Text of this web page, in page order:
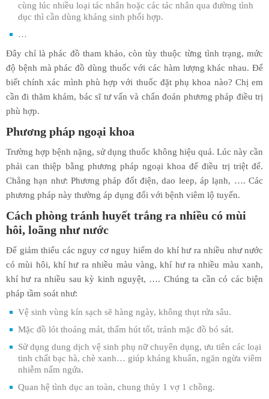
cùng lúc nhiều loại tác nhân hoặc các tác nhân qua đường tình
dục thì cần dùng kháng sinh phối hợp.
…
Đây chỉ là phác đồ tham khảo, còn tùy thuộc từng tình trạng, mức
độ bệnh mà phác đồ dùng thuốc với các hàm lượng khác nhau. Để
biết chính xác mình phù hợp với thuốc đặt phụ khoa nào? Chị em
cần đi thăm khám, bác sĩ tư vấn và chẩn đoán phương pháp điều trị
phù hợp.
Phương pháp ngoại khoa
Trường hợp bệnh nặng, sử dụng thuốc không hiệu quả. Lúc này cần
phải can thiệp bằng phương pháp ngoại khoa để điều trị triệt để.
Chẳng hạn như: Phương pháp đốt điện, dao leep, áp lạnh, …. Các
phương pháp này thường áp dụng đối với bệnh viêm lộ tuyến.
Cách phòng tránh huyết trắng ra nhiều có mùi
hôi, loãng như nước
Để giảm thiểu các nguy cơ nguy hiểm do khí hư ra nhiều như nước
có mùi hôi, khí hư ra nhiều màu vàng, khí hư ra nhiều màu xanh,
khí hư ra nhiều sau kỳ kinh nguyệt, …. Chúng ta cần có các biện
pháp tầm soát như:
Vệ sinh vùng kín sạch sẽ hàng ngày, không thụt rửa sâu.
Mặc đồ lót thoáng mát, thấm hút tốt, tránh mặc đồ bó sát.
Sử dụng dung dịch vệ sinh phụ nữ chuyên dụng, ưu tiên các loại
tinh chất bạc hà, chè xanh… giúp kháng khuẩn, ngăn ngừa viêm
nhiễm nấm ngứa.
Quan hệ tình dục an toàn, chung thủy 1 vợ 1 chồng.